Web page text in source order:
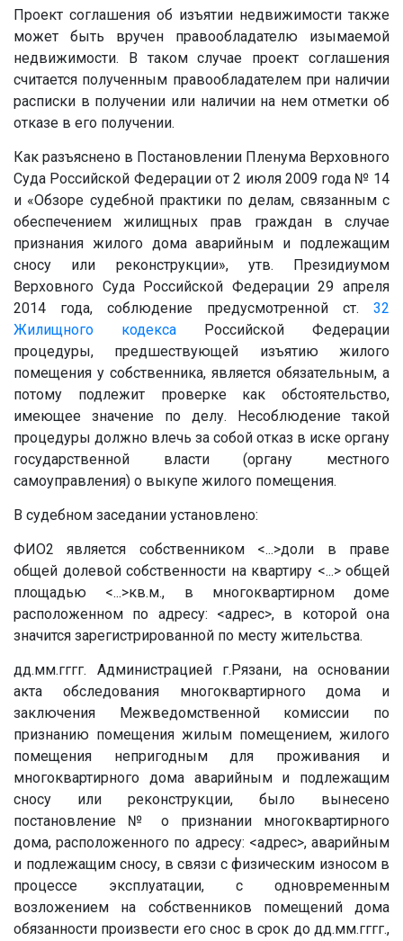
Проект соглашения об изъятии недвижимости также
может быть вручен правообладателю изымаемой
недвижимости. В таком случае проект соглашения
считается полученным правообладателем при наличии
расписки в получении или наличии на нем отметки об
отказе в его получении.
Как разъяснено в Постановлении Пленума Верховного
Суда Российской Федерации от 2 июля 2009 года № 14
и «Обзоре судебной практики по делам, связанным с
обеспечением жилищных прав граждан в случае
признания жилого дома аварийным и подлежащим
сносу или реконструкции», утв. Президиумом
Верховного Суда Российской Федерации 29 апреля
2014 года, соблюдение предусмотренной ст. 32
Жилищного кодекса Российской Федерации
процедуры, предшествующей изъятию жилого
помещения у собственника, является обязательным, а
потому подлежит проверке как обстоятельство,
имеющее значение по делу. Несоблюдение такой
процедуры должно влечь за собой отказ в иске органу
государственной власти (органу местного
самоуправления) о выкупе жилого помещения.
В судебном заседании установлено:
ФИО2 является собственником <...>доли в праве
общей долевой собственности на квартиру <...> общей
площадью <...>кв.м., в многоквартирном доме
расположенном по адресу: <адрес>, в которой она
значится зарегистрированной по месту жительства.
дд.мм.гггг. Администрацией г.Рязани, на основании
акта обследования многоквартирного дома и
заключения Межведомственной комиссии по
признанию помещения жилым помещением, жилого
помещения непригодным для проживания и
многоквартирного дома аварийным и подлежащим
сносу или реконструкции, было вынесено
постановление № о признании многоквартирного
дома, расположенного по адресу: <адрес>, аварийным
и подлежащим сносу, в связи с физическим износом в
процессе эксплуатации, с одновременным
возложением на собственников помещений дома
обязанности произвести его снос в срок до дд.мм.гггг.,